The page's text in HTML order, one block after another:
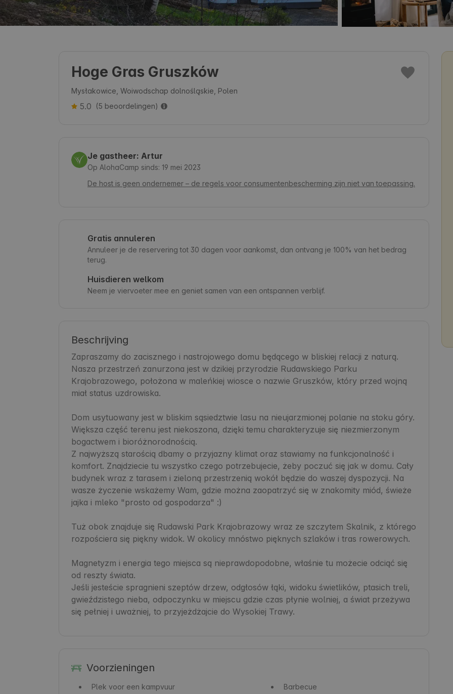
Hoge Gras Gruszków
Mysłakowice, Woiwodschap dolnośląskie, Polen
5.0 (5 beoordelingen)
Je gastheer: Artur
Op AlohaCamp sinds: 19 mei 2023
De host is geen ondernemer – de regels voor consumentenbescherming zijn niet van toepassing.
Gratis annuleren
Annuleer je de reservering tot 30 dagen voor aankomst, dan ontvang je 100% van het bedrag
terug.
Huisdieren welkom
Neem je viervoeter mee en geniet samen van een ontspannen verblijf.
Beschrijving
Zapraszamy do zacisznego i nastrojowego domu będącego w bliskiej relacji z naturą.
Nasza przestrzeń zanurzona jest w dzikiej przyrodzie Rudawskiego Parku
Krajobrazowego, położona w maleńkiej wiosce o nazwie Gruszków, który przed wojną
miał status uzdrowiska.
Dom usytuowany jest w bliskim sąsiedztwie lasu na nieujarzmionej polanie na stoku góry.
Większa część terenu jest niekoszona, dzięki temu charakteryzuje się niezmierzonym
bogactwem i bioróżnorodnością.
Z najwyższą starością dbamy o przyjazny klimat oraz stawiamy na funkcjonalność i
komfort. Znajdziecie tu wszystko czego potrzebujecie, żeby poczuć się jak w domu. Cały
budynek wraz z tarasem i zieloną przestrzenią wokół będzie do waszej dyspozycji. Na
wasze życzenie wskażemy Wam, gdzie można zaopatrzyć się w znakomity miód, świeże
jajka i mleko "prosto od gospodarza" :)
Tuż obok znajduje się Rudawski Park Krajobrazowy wraz ze szczytem Skalnik, z którego
rozpościera się piękny widok. W okolicy mnóstwo pięknych szlaków i tras rowerowych.
Magnetyzm i energia tego miejsca są nieprawdopodobne, właśnie tu możecie odciąć się
od reszty świata.
Jeśli jesteście spragnieni szeptów drzew, odgłosów łąki, widoku świetlików, ptasich treli,
gwieździstego nieba, odpoczynku w miejscu gdzie czas płynie wolniej, a świat przeżywa
Voorzieningen
Plek voor een kampvuur
Barbecue